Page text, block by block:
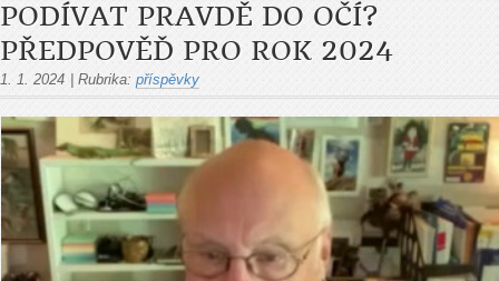
PODÍVAT PRAVDĚ DO OČÍ?
PŘEDPOVĚĎ PRO ROK 2024
1. 1. 2024 Rubrika: příspěvky